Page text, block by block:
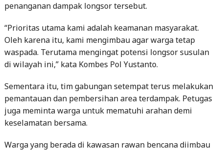
penanganan dampak longsor tersebut.
“Prioritas utama kami adalah keamanan masyarakat.
Oleh karena itu, kami mengimbau agar warga tetap
waspada. Terutama mengingat potensi longsor susulan
di wilayah ini,” kata Kombes Pol Yustanto.
Sementara itu, tim gabungan setempat terus melakukan
pemantauan dan pembersihan area terdampak. Petugas
juga meminta warga untuk mematuhi arahan demi
keselamatan bersama.
Warga yang berada di kawasan rawan bencana diimbau